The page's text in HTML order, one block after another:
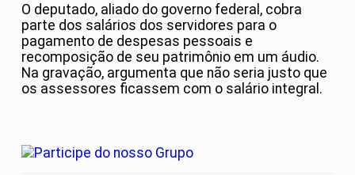
O deputado, aliado do governo federal, cobra
parte dos salários dos servidores para o
pagamento de despesas pessoais e
recomposição de seu patrimônio em um áudio.
Na gravação, argumenta que não seria justo que
os assessores ficassem com o salário integral.